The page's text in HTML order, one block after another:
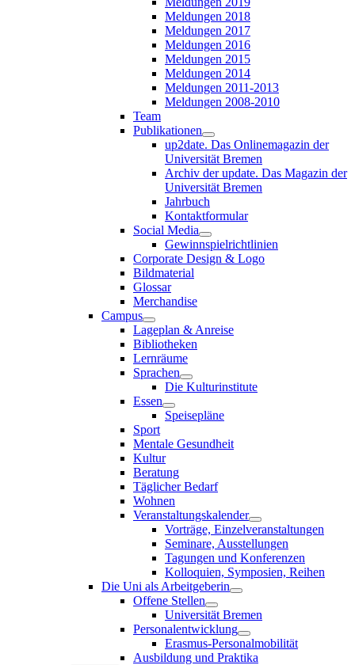
Meldungen 2018
Meldungen 2017
Meldungen 2016
Meldungen 2015
Meldungen 2014
Meldungen 2011-2013
Meldungen 2008-2010
Team
Publikationen
up2date. Das Onlinemagazin der
Universität Bremen
Archiv der update. Das Magazin der
Universität Bremen
Jahrbuch
Kontaktformular
Social Media
Gewinnspielrichtlinien
Corporate Design & Logo
Bildmaterial
Glossar
Merchandise
Campus
Lageplan & Anreise
Bibliotheken
Lernräume
Sprachen
Die Kulturinstitute
Essen
Speisepläne
Sport
Mentale Gesundheit
Kultur
Beratung
Täglicher Bedarf
Wohnen
Veranstaltungskalender
Vorträge, Einzelveranstaltungen
Seminare, Ausstellungen
Tagungen und Konferenzen
Kolloquien, Symposien, Reihen
Die Uni als Arbeitgeberin
Offene Stellen
Universität Bremen
Personalentwicklung
Erasmus-Personalmobilität
Ausbildung und Praktika